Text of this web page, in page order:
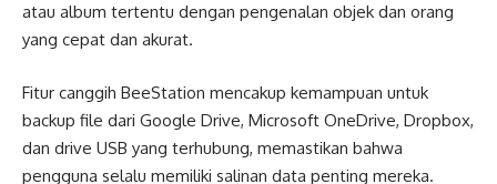
atau album tertentu dengan pengenalan objek dan orang
yang cepat dan akurat.
Fitur canggih BeeStation mencakup kemampuan untuk
backup file dari Google Drive, Microsoft OneDrive, Dropbox,
dan drive USB yang terhubung, memastikan bahwa
pengguna selalu memiliki salinan data penting mereka.